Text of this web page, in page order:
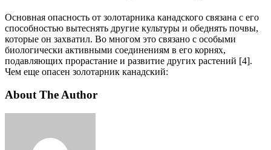
Основная опасность от золотарника канадского связана с его
способностью вытеснять другие культуры и обеднять почвы,
которые он захватил. Во многом это связано с особыми
биологически активными соединениям в его корнях,
подавляющих прорастание и развитие других растений [4].
Чем еще опасен золотарник канадский:
About The Author